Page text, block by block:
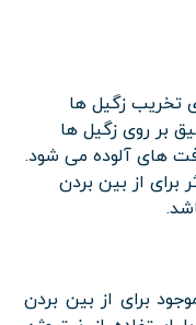
تخریب زگیل ها
بر روی زگیل ها
های آلوده می شود.
از بین بردن
برای از بین بردن